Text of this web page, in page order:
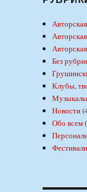
Без
Клубы,
Новости
Обо всем